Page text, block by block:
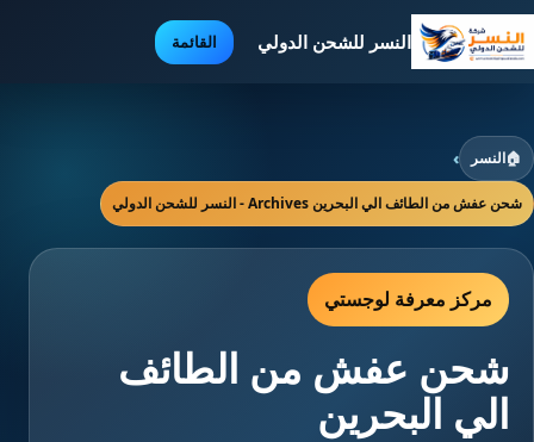
النسر للشحن الدولي القائمة
🏠النسر ›
شحن عفش من الطائف الي البحرين Archives - النسر للشحن الدولي
مركز معرفة لوجستي
شحن عفش من الطائف
الي البحرين